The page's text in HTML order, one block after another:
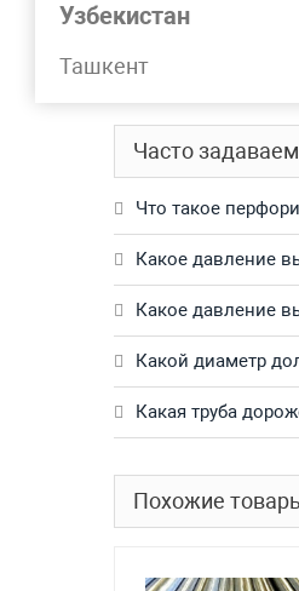
Узбекистан
Ташкент
Труба нержавеющая
Обращайтесь и
Часто
Что такое
Какое давление
Какое давление
Какой диаметр
Какая труба
Похожие